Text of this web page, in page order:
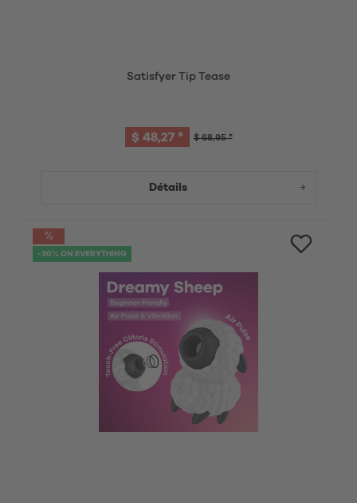
Satisfyer Tip Tease
$ 68,95 *
$ 48,27 *
Détails
-30% ON EVERYTHING